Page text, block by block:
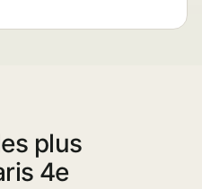
plus
4e